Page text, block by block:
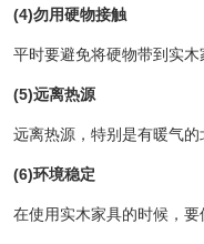
(4)勿用硬物接触
平时要避免将硬物带到实木
(5)远离热源
远离热源，特别是有暖气
(6)环境稳定
在使用实木家具的时候，